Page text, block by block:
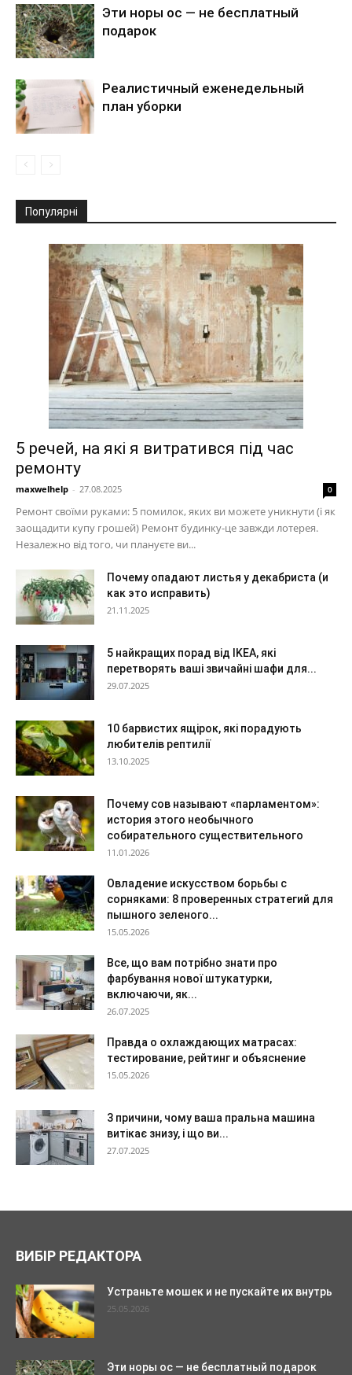
Эти норы ос — не бесплатный
подарок
Реалистичный еженедельный
план уборки
Популярні
5 речей, на які я витратився під час
ремонту
maxwelhelp - 27.08.2025 0
Ремонт своїми руками: 5 помилок, яких ви можете уникнути (і як
заощадити купу грошей) Ремонт будинку-це завжди лотерея.
Незалежно від того, чи плануєте ви...
Почему опадают листья у декабриста (и
как это исправить)
21.11.2025
5 найкращих порад від IKEA, які
перетворять ваші звичайні шафи для...
29.07.2025
10 барвистих ящірок, які порадують
любителів рептилії
13.10.2025
Почему сов называют «парламентом»:
история этого необычного
собирательного существительного
11.01.2026
Овладение искусством борьбы с
сорняками: 8 проверенных стратегий для
пышного зеленого...
15.05.2026
Все, що вам потрібно знати про
фарбування нової штукатурки,
включаючи, як...
26.07.2025
Правда о охлаждающих матрасах:
тестирование, рейтинг и объяснение
15.05.2026
3 причини, чому ваша пральна машина
витікає знизу, і що ви...
27.07.2025
ВИБІР РЕДАКТОРА
Устраньте мошек и не пускайте их внутрь
25.05.2026
Эти норы ос — не бесплатный подарок